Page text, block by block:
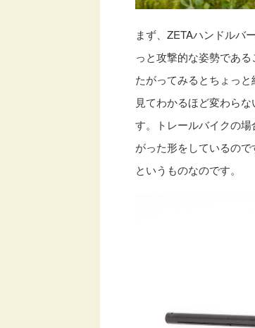
まず、ZETAハンドルバ
っと攻撃的な姿勢であ
たがってみるとちょっ
見てわかるほど変わら
す。トレールバイクの
がった形をしているの
というものなのです。